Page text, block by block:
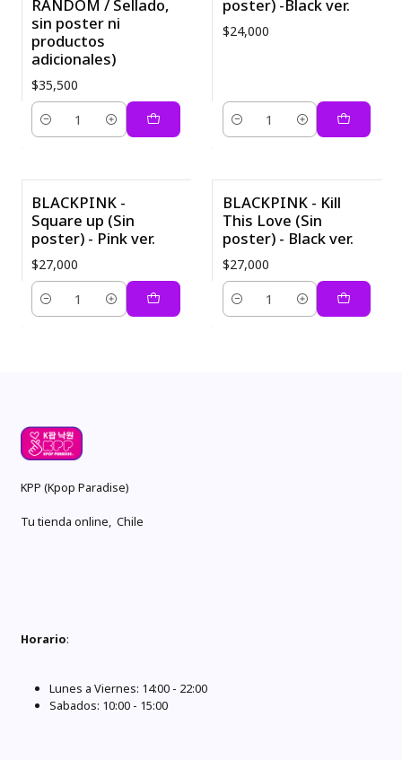
RANDOM / Sellado,
sin poster ni
productos
adicionales)
$35,500
Cantidad
poster) -Black ver.
$24,000
Cantidad
BLACKPINK -
Square up (Sin
poster) - Pink ver.
$27,000
Cantidad
BLACKPINK - Kill
This Love (Sin
poster) - Black ver.
$27,000
Cantidad
KPP (Kpop Paradise)
Tu tienda online, Chile
Horario:
Lunes a Viernes: 14:00 - 22:00
Sabados: 10:00 - 15:00